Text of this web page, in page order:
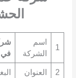
1
اسم
الشركة
في
2 العنوان